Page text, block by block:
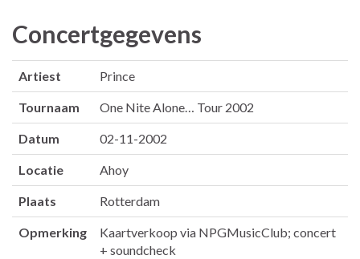
Concertgegevens
Artiest Prince
Tournaam One Nite Alone… Tour 2002
Datum 02-11-2002
Locatie Ahoy
Plaats Rotterdam
Opmerking
Kaartverkoop via NPGMusicClub; concert
+ soundcheck